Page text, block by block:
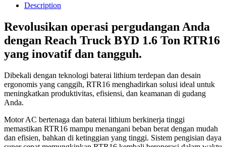
Description
Revolusikan operasi pergudangan Anda
dengan Reach Truck BYD 1.6 Ton RTR16
yang inovatif dan tangguh.
Dibekali dengan teknologi baterai lithium terdepan dan desain
ergonomis yang canggih, RTR16 menghadirkan solusi ideal untuk
meningkatkan produktivitas, efisiensi, dan keamanan di gudang
Anda.
Motor AC bertenaga dan baterai lithium berkinerja tinggi
memastikan RTR16 mampu menangani beban berat dengan mudah
dan efisien, bahkan di ketinggian yang tinggi. Sistem pengisian daya